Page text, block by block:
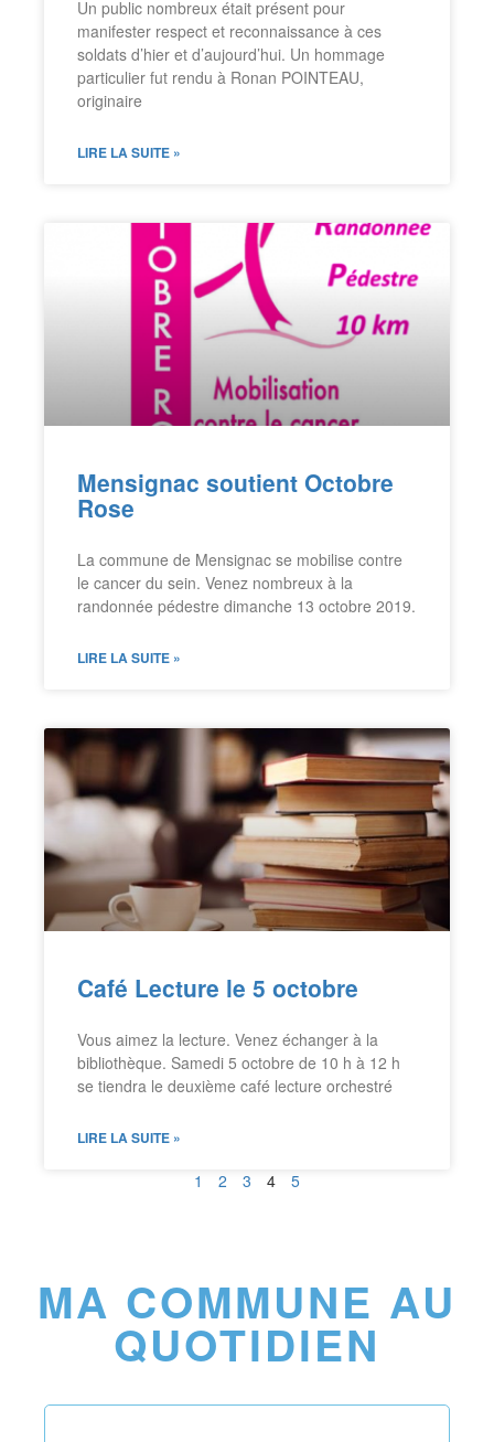
Un public nombreux était présent pour
manifester respect et reconnaissance à ces
soldats d’hier et d’aujourd’hui. Un hommage
particulier fut rendu à Ronan POINTEAU,
originaire
LIRE LA SUITE »
Mensignac soutient Octobre
Rose
La commune de Mensignac se mobilise contre
le cancer du sein. Venez nombreux à la
randonnée pédestre dimanche 13 octobre 2019.
LIRE LA SUITE »
Café Lecture le 5 octobre
Vous aimez la lecture. Venez échanger à la
bibliothèque. Samedi 5 octobre de 10 h à 12 h
se tiendra le deuxième café lecture orchestré
LIRE LA SUITE »
1 2 3 4 5
MA COMMUNE AU
QUOTIDIEN